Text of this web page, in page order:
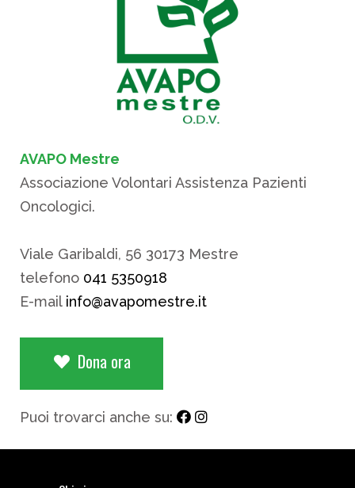
AVAPO Mestre
Associazione Volontari Assistenza Pazienti
Oncologici.
Viale Garibaldi, 56 30173 Mestre
telefono 041 5350918
E-mail info@avapomestre.it
Dona ora
Puoi trovarci anche su: